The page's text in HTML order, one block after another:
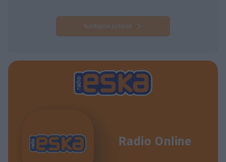
Następne pytanie
Radio Online